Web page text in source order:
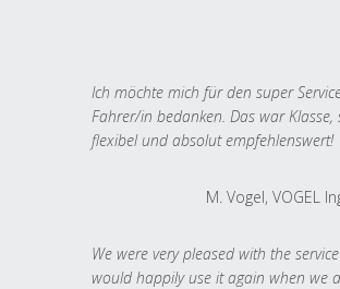
Ich möchte mich für den super
Fahrer/in bedanken. Das war Klasse,
flexibel und absolut empfehlenswert!
M. Vogel, VOGEL
We were very pleased with the
would happily use it again when we